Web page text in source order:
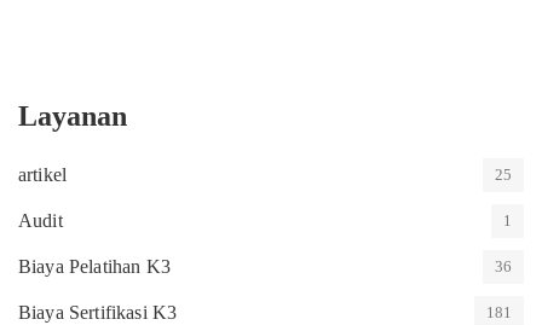
Layanan
artikel 25
Audit 1
Biaya Pelatihan K3 36
Biaya Sertifikasi K3 181